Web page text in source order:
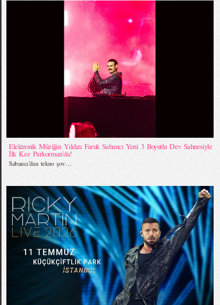
Elektronik Müziğin Yıldızı Faruk Sabancı Yeni 3 Boyutlu Dev Sahnesiyle
İlk Kez Parkorman’da!
Sabancı’dan tekno şov…